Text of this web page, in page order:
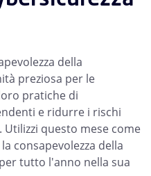
della
preziosa per le
pratiche di
e ridurre i rischi
questo mese come
consapevolezza della
tutto l'anno nella sua